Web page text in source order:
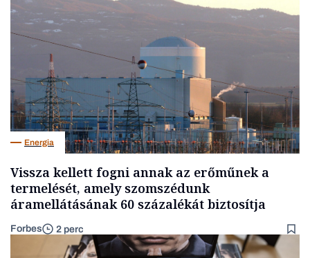
Energia
Vissza kellett fogni annak az erőműnek a
termelését, amely szomszédunk
áramellátásának 60 százalékát biztosítja
Forbes 2 perc